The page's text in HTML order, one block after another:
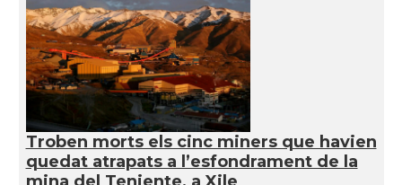
Troben morts els cinc miners que havien
quedat atrapats a l’esfondrament de la